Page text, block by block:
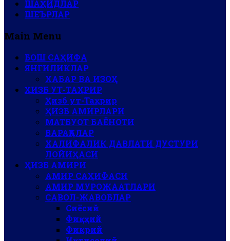
ШАҲИДЛАР
ШЕЪРЛАР
Main Menu
БОШ САҲИФА
ЯНГИЛИКЛАР
ХАБАР ВА ИЗОҲ
ҲИЗБ УТ-ТАҲРИР
Ҳизб ут-Таҳрир
ҲИЗБ АМИРЛАРИ
МАТБУОТ БАЁНОТИ
ВАРАҚАЛАР
ХАЛИФАЛИК ДАВЛАТИ ДУСТУРИ
ЛОЙИҲАСИ
ҲИЗБ АМИРИ
АМИР САҲИФАСИ
АМИР МУРОЖААТЛАРИ
САВОЛ-ЖАВОБЛАР
Сиёсий
Фиқҳий
Фикрий